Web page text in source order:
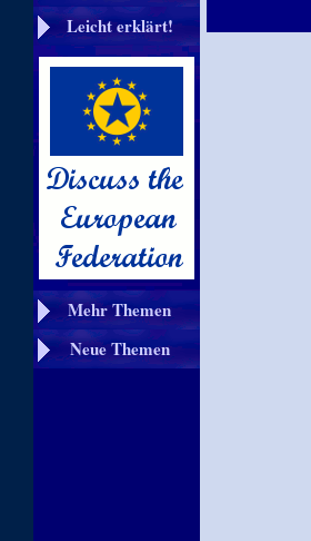
Leicht erklärt!
Mehr Themen
Neue Themen